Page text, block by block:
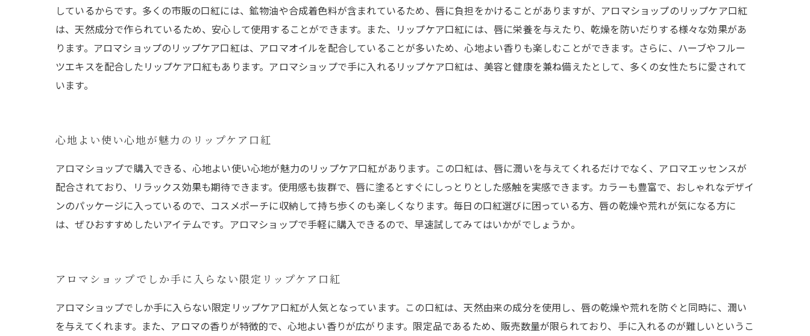
しているからです。多くの市販の口紅には、鉱物油や合成着色料が含まれているため、唇に負担をかけることがありますが、アロマショップのリップケア口紅
は、天然成分で作られているため、安心して使用することができます。また、リップケア口紅には、唇に栄養を与えたり、乾燥を防いだりする様々な効果があ
ります。アロマショップのリップケア口紅は、アロマオイルを配合していることが多いため、心地よい香りも楽しむことができます。さらに、ハーブやフルー
ツエキスを配合したリップケア口紅もあります。アロマショップで手に入れるリップケア口紅は、美容と健康を兼ね備えたとして、多くの女性たちに愛されて
います。
心地よい使い心地が魅力のリップケア口紅
アロマショップで購入できる、心地よい使い心地が魅力のリップケア口紅があります。この口紅は、唇に潤いを与えてくれるだけでなく、アロマエッセンスが
配合されており、リラックス効果も期待できます。使用感も抜群で、唇に塗るとすぐにしっとりとした感触を実感できます。カラーも豊富で、おしゃれなデザイ
ンのパッケージに入っているので、コスメポーチに収納して持ち歩くのも楽しくなります。毎日の口紅選びに困っている方、唇の乾燥や荒れが気になる方に
は、ぜひおすすめしたいアイテムです。アロマショップで手軽に購入できるので、早速試してみてはいかがでしょうか。
アロマショップでしか手に入らない限定リップケア口紅
アロマショップでしか手に入らない限定リップケア口紅が人気となっています。この口紅は、天然由来の成分を使用し、唇の乾燥や荒れを防ぐと同時に、潤い
を与えてくれます。また、アロマの香りが特徴的で、心地よい香りが広がります。限定品であるため、販売数量が限られており、手に入れるのが難しいというこ